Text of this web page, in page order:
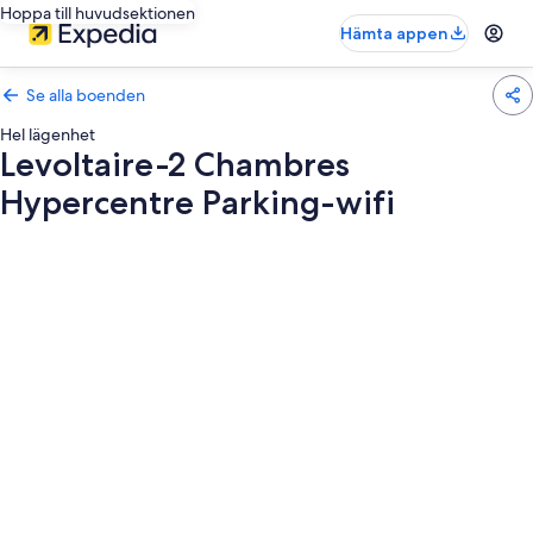
Hoppa till huvudsektionen
Hämta appen
Se alla boenden
Hel lägenhet
Levoltaire-2 Chambres
Hypercentre Parking-wifi